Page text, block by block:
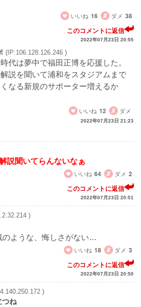
いいね 16 ダメ 38
このコメントに返信
2022年07月23日 20:55
(IP:106.128.126.246 )
代は夢中で福田正博を応援した。
説を聞いて浦和をスタジアムまで
なる新規のサポーター増えるか
いいね 12 ダメ
2022年07月23日 21:23
説聞いてらんないなぁ
いいね 64 ダメ 2
このコメントに返信
2022年07月23日 20:51
)
のような、悔しさがない…
いいね 18 ダメ 3
このコメントに返信
2022年07月23日 20:50
)
つね